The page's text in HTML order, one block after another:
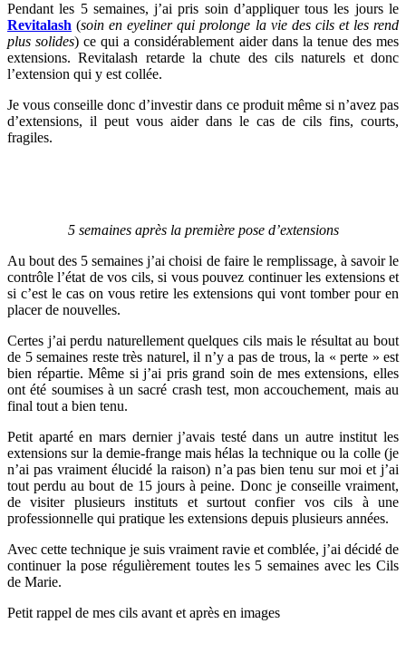
Pendant les 5 semaines, j’ai pris soin d’appliquer tous les jours le
Revitalash (soin en eyeliner qui prolonge la vie des cils et les rend
plus solides) ce qui a considérablement aider dans la tenue des mes
extensions. Revitalash retarde la chute des cils naturels et donc
l’extension qui y est collée.
Je vous conseille donc d’investir dans ce produit même si n’avez pas
d’extensions, il peut vous aider dans le cas de cils fins, courts,
fragiles.
5 semaines après la première pose d’extensions
Au bout des 5 semaines j’ai choisi de faire le remplissage, à savoir le
contrôle l’état de vos cils, si vous pouvez continuer les extensions et
si c’est le cas on vous retire les extensions qui vont tomber pour en
placer de nouvelles.
Certes j’ai perdu naturellement quelques cils mais le résultat au bout
de 5 semaines reste très naturel, il n’y a pas de trous, la « perte » est
bien répartie. Même si j’ai pris grand soin de mes extensions, elles
ont été soumises à un sacré crash test, mon accouchement, mais au
final tout a bien tenu.
Petit aparté en mars dernier j’avais testé dans un autre institut les
extensions sur la demie-frange mais hélas la technique ou la colle (je
n’ai pas vraiment élucidé la raison) n’a pas bien tenu sur moi et j’ai
tout perdu au bout de 15 jours à peine. Donc je conseille vraiment,
de visiter plusieurs instituts et surtout confier vos cils à une
professionnelle qui pratique les extensions depuis plusieurs années.
Avec cette technique je suis vraiment ravie et comblée, j’ai décidé de
continuer la pose régulièrement toutes les 5 semaines avec les Cils
de Marie.
Petit rappel de mes cils avant et après en images